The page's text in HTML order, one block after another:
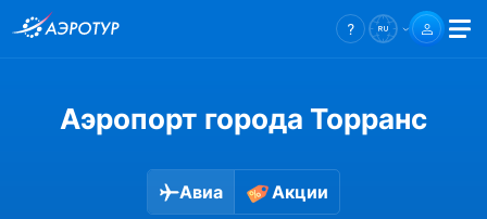
Аэропорт города Торранс
Авиа Акции